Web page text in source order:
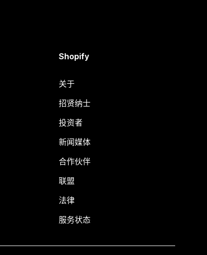
Shopify
关于
招贤纳士
投资者
新闻媒体
合作伙伴
联盟
法律
服务状态